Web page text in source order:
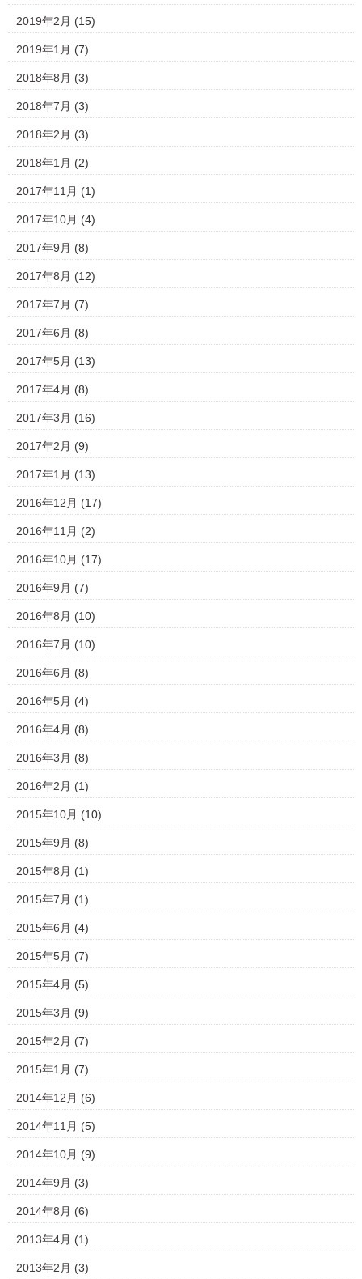
2019年2月 (15)
2019年1月 (7)
2018年8月 (3)
2018年7月 (3)
2018年2月 (3)
2018年1月 (2)
2017年11月 (1)
2017年10月 (4)
2017年9月 (8)
2017年8月 (12)
2017年7月 (7)
2017年6月 (8)
2017年5月 (13)
2017年4月 (8)
2017年3月 (16)
2017年2月 (9)
2017年1月 (13)
2016年12月 (17)
2016年11月 (2)
2016年10月 (17)
2016年9月 (7)
2016年8月 (10)
2016年7月 (10)
2016年6月 (8)
2016年5月 (4)
2016年4月 (8)
2016年3月 (8)
2016年2月 (1)
2015年10月 (10)
2015年9月 (8)
2015年8月 (1)
2015年7月 (1)
2015年6月 (4)
2015年5月 (7)
2015年4月 (5)
2015年3月 (9)
2015年2月 (7)
2015年1月 (7)
2014年12月 (6)
2014年11月 (5)
2014年10月 (9)
2014年9月 (3)
2014年8月 (6)
2013年4月 (1)
2013年2月 (3)